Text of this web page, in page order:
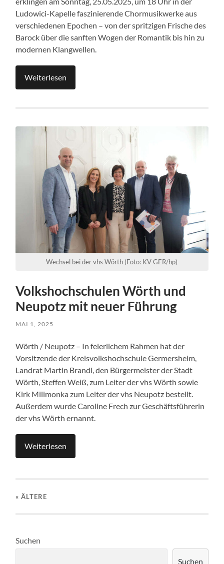
Ludowici-Kapelle faszinierende Chormusikwerke aus
verschiedenen Epochen – von der spritzigen Frische des
Barock über die sanften Wogen der Romantik bis hin zu
modernen Klangwellen.
Weiterlesen
Wechsel bei der vhs Wörth (Foto: KV GER/hp)
Volkshochschulen Wörth und
Neupotz mit neuer Führung
MAI 1, 2025
Wörth / Neupotz – In feierlichem Rahmen hat der
Vorsitzende der Kreisvolkshochschule Germersheim,
Landrat Martin Brandl, den Bürgermeister der Stadt
Wörth, Steffen Weiß, zum Leiter der vhs Wörth sowie
Kirk Milimonka zum Leiter der vhs Neupotz bestellt.
Außerdem wurde Caroline Frech zur Geschäftsführerin
der vhs Wörth ernannt.
Weiterlesen
« ÄLTERE
Suchen
Suchen